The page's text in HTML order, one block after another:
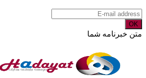
OK
متن خبرنامه شما